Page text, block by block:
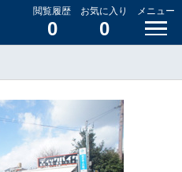
閲覧履歴
0
お気に入り
0
メニュー